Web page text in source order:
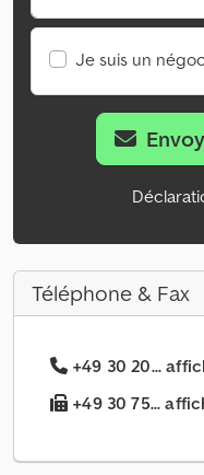
Je suis un
Téléphone & Fax
+49 30 20...
+49 30 75...